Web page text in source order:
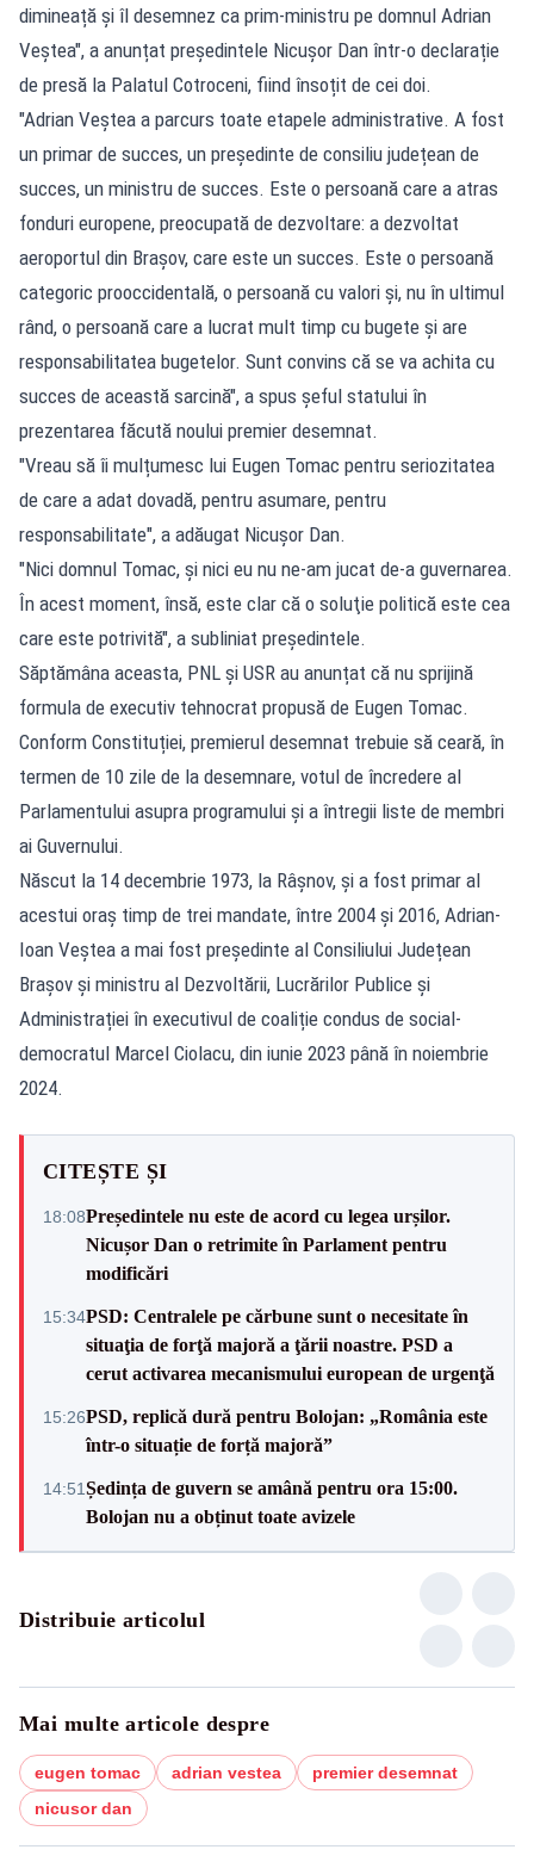
dimineață și îl desemnez ca prim-ministru pe domnul Adrian
Veștea", a anunțat președintele Nicușor Dan într-o declarație
de presă la Palatul Cotroceni, fiind însoțit de cei doi.
"Adrian Veștea a parcurs toate etapele administrative. A fost
un primar de succes, un președinte de consiliu județean de
succes, un ministru de succes. Este o persoană care a atras
fonduri europene, preocupată de dezvoltare: a dezvoltat
aeroportul din Brașov, care este un succes. Este o persoană
categoric prooccidentală, o persoană cu valori și, nu în ultimul
rând, o persoană care a lucrat mult timp cu bugete și are
responsabilitatea bugetelor. Sunt convins că se va achita cu
succes de această sarcină", a spus șeful statului în
prezentarea făcută noului premier desemnat.
"Vreau să îi mulțumesc lui Eugen Tomac pentru seriozitatea
de care a adat dovadă, pentru asumare, pentru
responsabilitate", a adăugat Nicușor Dan.
"Nici domnul Tomac, şi nici eu nu ne-am jucat de-a guvernarea.
În acest moment, însă, este clar că o soluţie politică este cea
care este potrivită", a subliniat președintele.
Săptămâna aceasta, PNL și USR au anunțat că nu sprijină
formula de executiv tehnocrat propusă de Eugen Tomac.
Conform Constituției, premierul desemnat trebuie să ceară, în
termen de 10 zile de la desemnare, votul de încredere al
Parlamentului asupra programului şi a întregii liste de membri
ai Guvernului.
Născut la 14 decembrie 1973, la Râșnov, și a fost primar al
acestui oraș timp de trei mandate, între 2004 și 2016, Adrian-
Ioan Veștea a mai fost președinte al Consiliului Județean
Brașov și ministru al Dezvoltării, Lucrărilor Publice și
Administrației în executivul de coaliție condus de social-
democratul Marcel Ciolacu, din iunie 2023 până în noiembrie
2024.
CITEȘTE ȘI
18:08Președintele nu este de acord cu legea urșilor.
Nicușor Dan o retrimite în Parlament pentru
modificări
15:34PSD: Centralele pe cărbune sunt o necesitate în
situaţia de forţă majoră a ţării noastre. PSD a
cerut activarea mecanismului european de urgenţă
15:26PSD, replică dură pentru Bolojan: „România este
într-o situație de forță majoră”
14:51Ședința de guvern se amână pentru ora 15:00.
Bolojan nu a obținut toate avizele
Distribuie articolul
Mai multe articole despre
eugen tomac adrian vestea
premier desemnat
nicusor dan